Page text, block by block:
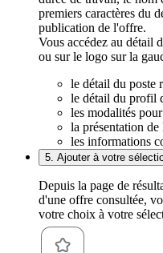
premiers caractères du
publication de l'offre.
Vous accédez au détail
ou sur le logo sur la
le détail du poste
le détail du profil
les modalités
la présentation
les informations
5. Ajouter à votre
Depuis la page de
d'une offre consultée,
votre choix à votre